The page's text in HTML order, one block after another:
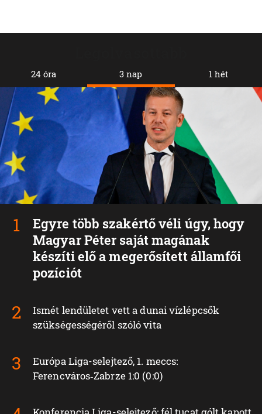
24 óra 3 nap
Egyre több szakértő véli úgy, hogy
Magyar Péter saját magának
készíti elő a megerősített államfői
pozíciót
Ismét lendületet vett a dunai vízlépcsők
szükségességéről szóló vita
Európa Liga-selejtező, 1. meccs:
Ferencváros‑Zabrze 1:0 (0:0)
1 hét